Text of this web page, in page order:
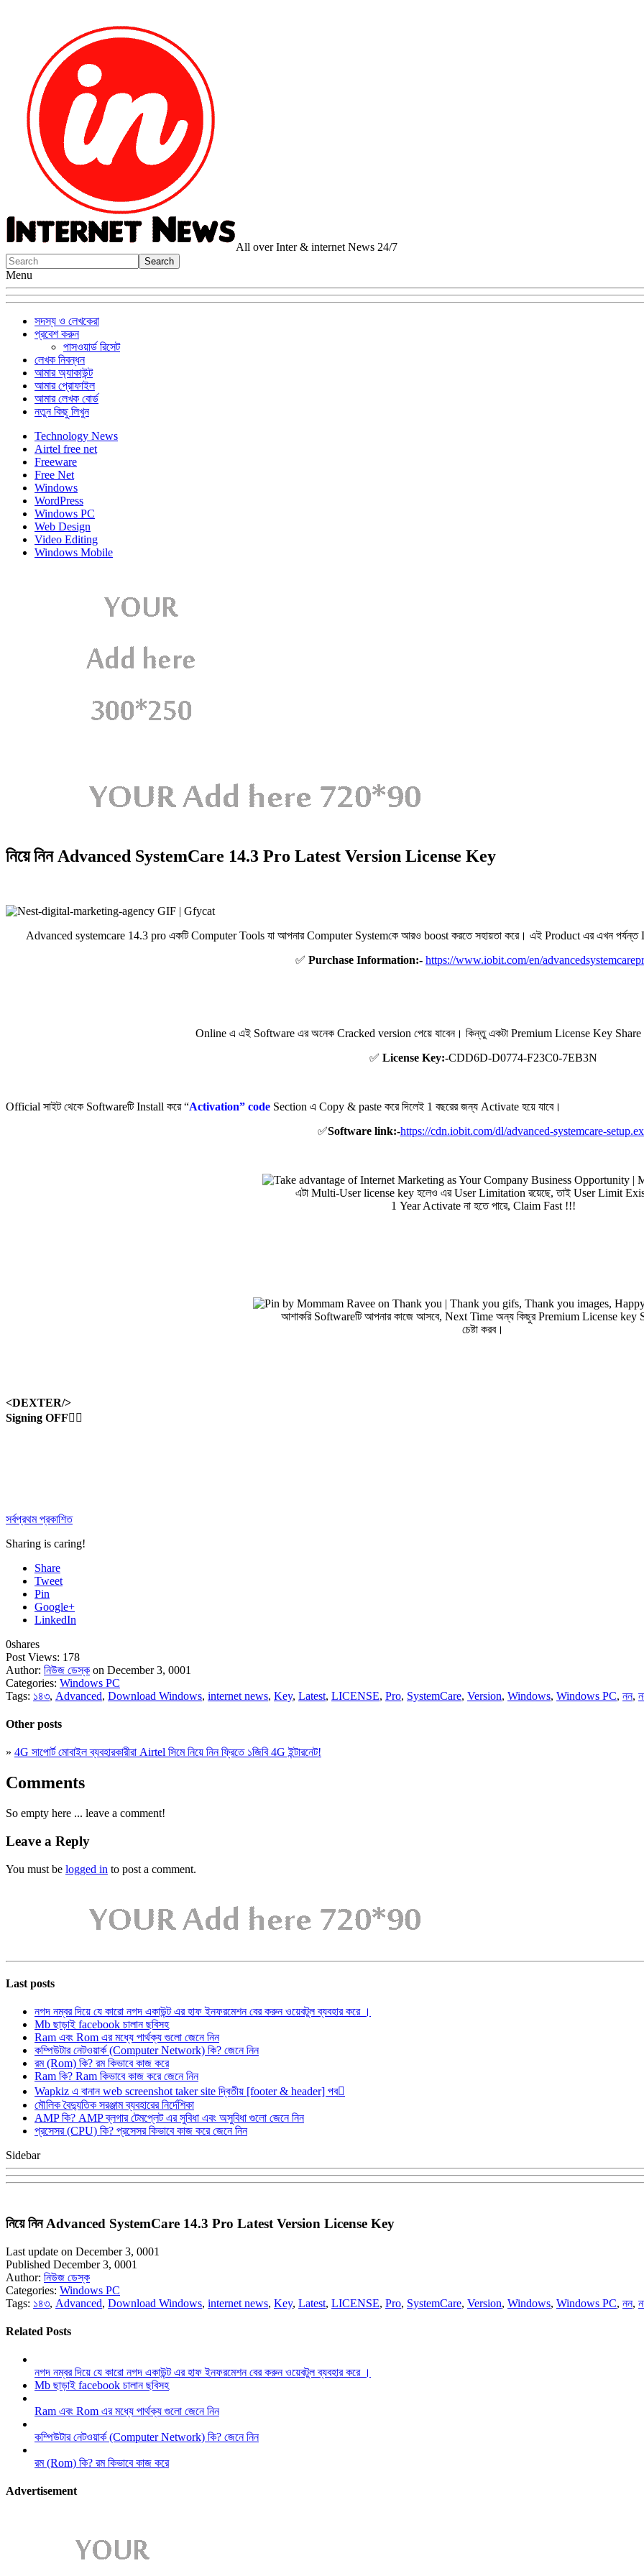
All over Inter & internet News 24/7
Menu
সদস্য ও লেখকেরা
প্রবেশ করুন
পাসওয়ার্ড রিসেট
লেখক নিবন্ধন
আমার অ্যাকাউন্ট
আমার প্রোফাইল
আমার লেখক বোর্ড
নতুন কিছু লিখুন
Technology News
Airtel free net
Freeware
Free Net
Windows
WordPress
Windows PC
Web Design
Video Editing
Windows Mobile
নিয়ে নিন Advanced SystemCare 14.3 Pro Latest Version License Key
Advanced systemcare 14.3 pro একটি Computer Tools যা আপনার Computer Systemকে আরও boost করতে সহায়তা করে। এই Product এর এখন
✅ Purchase Information:- https://www.iobit.com/en/
Online এ এই Software এর অনেক Cracked version পেয়ে যাবেন। কিন্তু একটা Premium License Key Share
✅ License Key:-CDD6D-D0774-F23C0-7EB3N
Official সাইট থেকে Softwareটি Install করে “Activation” code Section এ Copy & paste করে দিলেই 1 বছরের জন্য Activate হয়ে যাবে।
✅Software link:-https://cdn.iobit.com/dl/advanced-systemcare-
এটা Multi-User license key হলেও এর User Limitation রয়েছে, তাই User Limit
1 Year Activate না হতে পারে, Claim Fast !!!
আশাকরি Softwareটি আপনার কাজে আসবে, Next Time অন্য কিছুর Premium License key
চেষ্টা করব।
<DEXTER/>
Signing OFF🙋‍♂️
সর্বপ্রথম প্রকাশিত
Sharing is caring!
Share
Tweet
Pin
Google+
LinkedIn
0shares
Post Views: 178
Author: নিউজ ডেস্ক on December 3, 0001
Categories: Windows PC
Tags: ১৪৩, Advanced, Download Windows, internet news, Key, Latest, LICENSE, Pro, SystemCare, Version, Windows, Windows PC, নন,
Other posts
» 4G সাপোর্ট মোবাইল ব্যবহারকারীরা Airtel সিমে নিয়ে নিন ফ্রিতে ১জিবি 4G ইন্টারনেট!
Comments
So empty here ... leave a comment!
Leave a Reply
You must be logged in to post a comment.
Last posts
নগদ নম্বর দিয়ে যে কারো নগদ একাউন্ট এর হাফ ইনফরমেশন বের করুন ওয়েবটুল ব্যবহার করে ।
Mb ছাড়াই facebook চালান ছবিসহ
Ram এবং Rom এর মধ্যে পার্থক্য গুলো জেনে নিন
কম্পিউটার নেটওয়ার্ক (Computer Network) কি? জেনে নিন
রম (Rom) কি? রম কিভাবে কাজ করে
Ram কি? Ram কিভাবে কাজ করে জেনে নিন
Wapkiz এ বানান web screenshot taker site দ্বিতীয় [footer & header] পব
মৌলিক বৈদ্যুতিক সরঞ্জাম ব্যবহারের নির্দেশিকা
AMP কি? AMP ব্লগার টেমপ্লেট এর সুবিধা এবং অসুবিধা গুলো জেনে নিন
প্রসেসর (CPU) কি? প্রসেসর কিভাবে কাজ করে জেনে নিন
Sidebar
নিয়ে নিন Advanced SystemCare 14.3 Pro Latest Version License Key
Last update on December 3, 0001
Published December 3, 0001
Author: নিউজ ডেস্ক
Categories: Windows PC
Tags: ১৪৩, Advanced, Download Windows, internet news, Key, Latest, LICENSE, Pro, SystemCare, Version, Windows, Windows PC, নন,
Related Posts
নগদ নম্বর দিয়ে যে কারো নগদ একাউন্ট এর হাফ ইনফরমেশন বের করুন ওয়েবটুল ব্যবহার করে ।
Mb ছাড়াই facebook চালান ছবিসহ
Ram এবং Rom এর মধ্যে পার্থক্য গুলো জেনে নিন
কম্পিউটার নেটওয়ার্ক (Computer Network) কি? জেনে নিন
রম (Rom) কি? রম কিভাবে কাজ করে
Advertisement